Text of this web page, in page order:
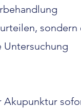
sondern
Untersuchung
Akupunktur